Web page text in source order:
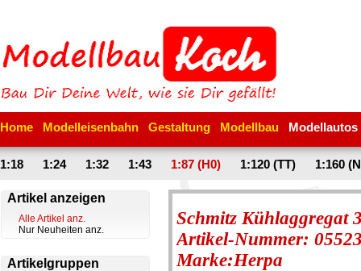
Home Modelleisenbahn Gestaltung Modellbau Modellautos
1:18 1:24 1:32 1:43 1:87 (H0) 1:120 (TT) 1:160
Artikel anzeigen
Alle Artikel anz.
Nur Neuheiten anz.
Artikelgruppen
Schmitz Kühlaggregat
Artikel-Nummer:
Marke:Herpa